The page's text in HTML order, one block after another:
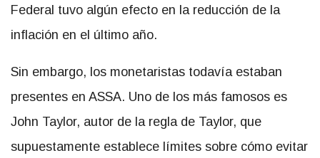
Federal tuvo algún efecto en la reducción de la
inflación en el último año.
Sin embargo, los monetaristas todavía estaban
presentes en ASSA. Uno de los más famosos es
John Taylor, autor de la regla de Taylor, que
supuestamente establece límites sobre cómo evitar